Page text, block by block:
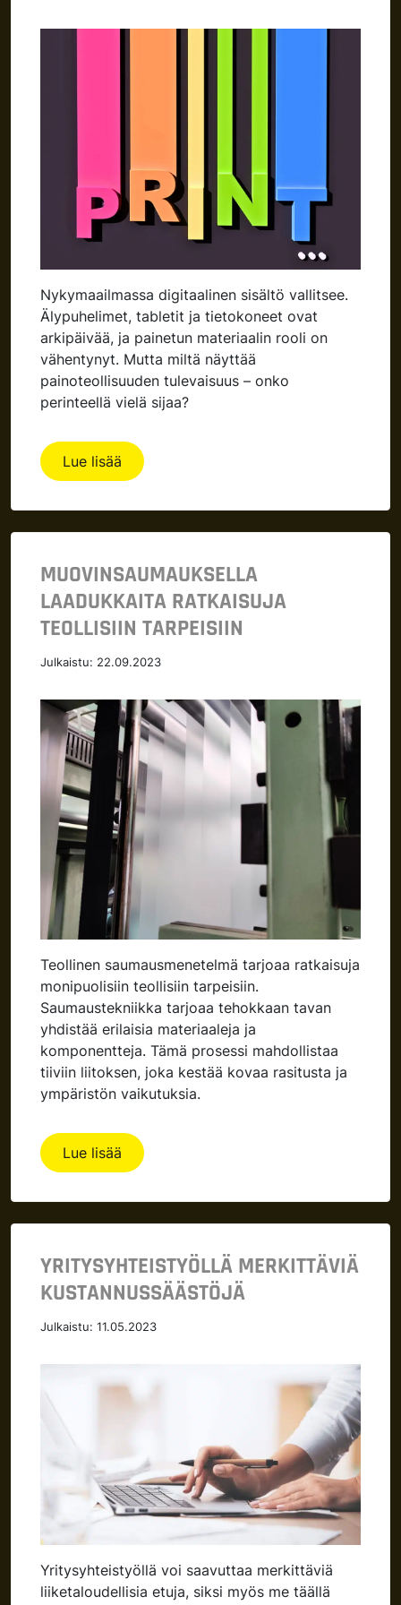
Nykymaailmassa digitaalinen sisältö vallitsee.
Älypuhelimet, tabletit ja tietokoneet ovat
arkipäivää, ja painetun materiaalin rooli on
vähentynyt. Mutta miltä näyttää
painoteollisuuden tulevaisuus – onko
perinteellä vielä sijaa?
Lue lisää
MUOVINSAUMAUKSELLA
LAADUKKAITA RATKAISUJA
TEOLLISIIN TARPEISIIN
Julkaistu: 22.09.2023
Teollinen saumausmenetelmä tarjoaa ratkaisuja
monipuolisiin teollisiin tarpeisiin.
Saumaustekniikka tarjoaa tehokkaan tavan
yhdistää erilaisia materiaaleja ja
komponentteja. Tämä prosessi mahdollistaa
tiiviin liitoksen, joka kestää kovaa rasitusta ja
ympäristön vaikutuksia.
Lue lisää
YRITYSYHTEISTYÖLLÄ MERKITTÄVIÄ
KUSTANNUSSÄÄSTÖJÄ
Julkaistu: 11.05.2023
Yritysyhteistyöllä voi saavuttaa merkittäviä
liiketaloudellisia etuja, siksi myös me täällä